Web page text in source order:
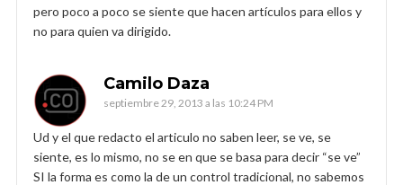
pero poco a poco se siente que hacen artículos para ellos y
no para quien va dirigido.
Camilo Daza
septiembre 29, 2013 a las 10:24 PM
Ud y el que redacto el articulo no saben leer, se ve, se
siente, es lo mismo, no se en que se basa para decir “se ve”
SI la forma es como la de un control tradicional, no sabemos